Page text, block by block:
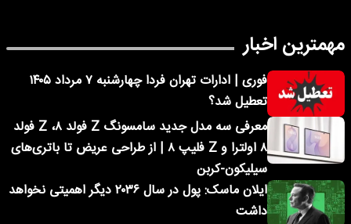
مهمترین اخبار
فوری | ادارات تهران فردا چهارشنبه ۷ مرداد ۱۴۰۵
تعطیل شد؟
معرفی سه مدل جدید سامسونگ Z فولد ۸، Z فولد
۸ اولترا و Z فلیپ ۸ | از طراحی عریض تا باتری‌های
سیلیکون-کربن
ایلان ماسک: پول در سال ۲۰۳۶ دیگر اهمیتی نخواهد
داشت